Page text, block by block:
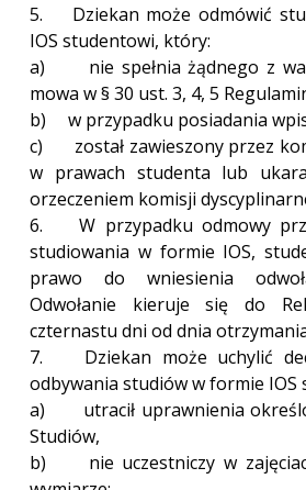
5. Dziekan może odmówić
IOS studentowi, który:
a) nie spełnia żądnego z
mowa w § 30 ust. 3, 4, 5
b) w przypadku posiadania
c) został zawieszony przez
w prawach studenta lub
orzeczeniem komisji
6. W przypadku odmowy
studiowania w formie IOS,
prawo do wniesienia
Odwołanie kieruje się do
czternastu dni od dnia
7. Dziekan może uchylić
odbywania studiów w formie
a) utracił uprawnienia
Studiów,
b) nie uczestniczy w